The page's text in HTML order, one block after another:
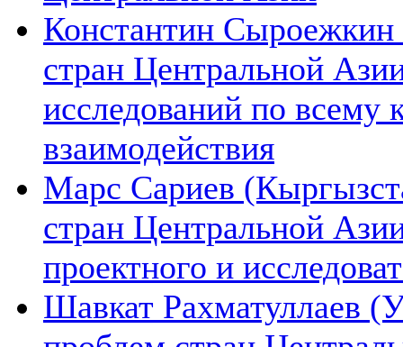
Константин Сыроежкин
стран Центральной
исследований по всему
взаимодействия
Марс Сариев
стран Центральной
проектного и
Шавкат Рахматуллаев